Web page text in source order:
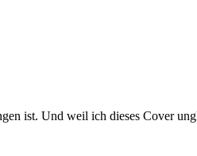
ist. Und weil ich dieses Cover